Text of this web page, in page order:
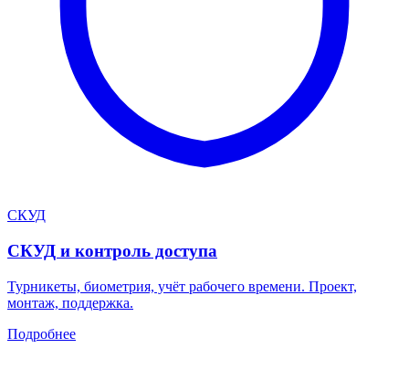
СКУД
СКУД и контроль доступа
Турникеты, биометрия, учёт рабочего времени. Проект,
монтаж, поддержка.
Подробнее